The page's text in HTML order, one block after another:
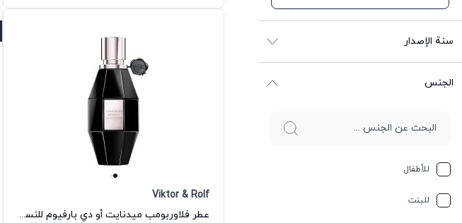
سنة الإصدار
الجنس
للأطفال
للبنت
Viktor & Rolf
عطر فلاوربومب ميدنايت أو دي بارفيوم للنساء فيكتور آند رولف